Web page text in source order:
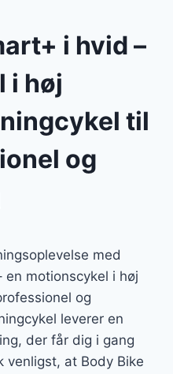
i hvid –
i høj
til
og
med
en motionscykel i høj
og
leverer en
der får dig i gang
at Body Bike